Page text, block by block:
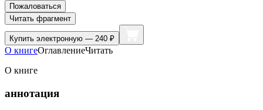
Пожаловаться
Читать фрагмент
Купить электронную — 240 ₽
О книгеОглавлениеЧитать
О книге
аннотация